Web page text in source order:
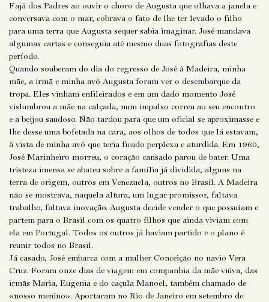
Fajã dos Padres ao ouvir o choro de Augusta que olhava a janela e
conversava com o mar, cobrava o fato de lhe ter levado o filho
para uma terra que Augusta sequer sabia imaginar. José mandava
algumas cartas e conseguiu até mesmo duas fotografias deste
período.
Quando souberam do dia do regresso de José à Madeira, minha
mãe, a irmã e minha avó Augusta foram ver o desembarque da
tropa. Eles vinham enfileirados e em um dado momento José
vislumbrou a mãe na calçada, num impulso correu ao seu encontro
e a beijou saudoso. Não tardou para que um oficial se aproximasse e
lhe desse uma bofetada na cara, aos olhos de todos que lá estavam,
à vista de minha avó que teria ficado perplexa e aturdida. Em 1960,
José Marinheiro morreu, o coração cansado parou de bater. Uma
tristeza imensa se abateu sobre a família já dividida, alguns na
terra de origem, outros em Venezuela, outros no Brasil. A Madeira
não se mostrava, naquela altura, um lugar promissor, faltava
trabalho, faltava inovação. Augusta decide vender o que possuíam e
partem para o Brasil com os quatro filhos que ainda viviam com
ela em Portugal. Todos os outros já haviam partido e o plano é
reunir todos no Brasil.
Já casado, José embarca com a mulher Conceição no navio Vera
Cruz. Foram onze dias de viagem em companhia da mãe viúva, das
irmãs Maria, Eugenia e do caçula Manoel, também chamado de
«nosso menino». Aportaram no Rio de Janeiro em setembro de